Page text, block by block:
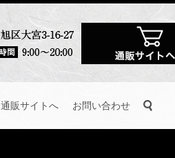
通販サイトへ お問い合わせ